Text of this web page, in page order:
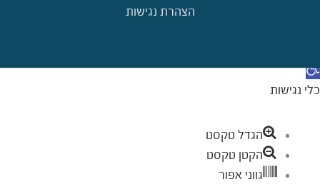
הצהרת נגישות
פתח סרגל נגישות
כלי נגישות
הגדל טקסט
הקטן טקסט
גווני אפור